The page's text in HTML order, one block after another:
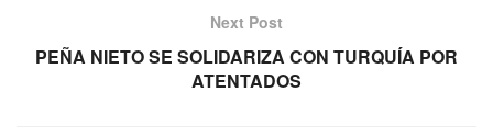
Next Post
PEÑA NIETO SE SOLIDARIZA CON TURQUÍA POR
ATENTADOS